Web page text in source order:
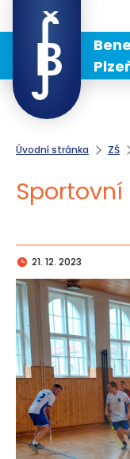
Úvodní stránka ZŠ
Sportovní
21. 12. 2023